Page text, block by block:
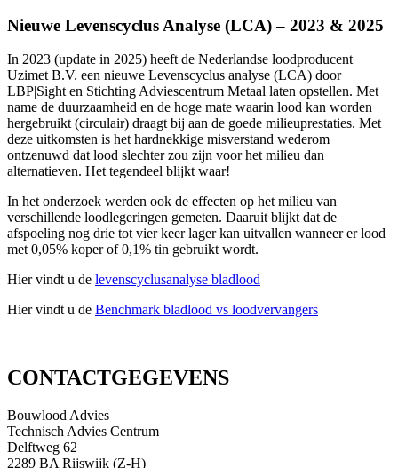
Nieuwe Levenscyclus Analyse (LCA) – 2023 & 2025
In 2023 (update in 2025) heeft de Nederlandse loodproducent
Uzimet B.V. een nieuwe Levenscyclus analyse (LCA) door
LBP|Sight en Stichting Adviescentrum Metaal laten opstellen. Met
name de duurzaamheid en de hoge mate waarin lood kan worden
hergebruikt (circulair) draagt bij aan de goede milieuprestaties. Met
deze uitkomsten is het hardnekkige misverstand wederom
ontzenuwd dat lood slechter zou zijn voor het milieu dan
alternatieven. Het tegendeel blijkt waar!
In het onderzoek werden ook de effecten op het milieu van
verschillende loodlegeringen gemeten. Daaruit blijkt dat de
afspoeling nog drie tot vier keer lager kan uitvallen wanneer er lood
met 0,05% koper of 0,1% tin gebruikt wordt.
Hier vindt u de levenscyclusanalyse bladlood
Hier vindt u de Benchmark bladlood vs loodvervangers
CONTACTGEGEVENS
Bouwlood Advies
Technisch Advies Centrum
Delftweg 62
2289 BA Rijswijk (Z-H)